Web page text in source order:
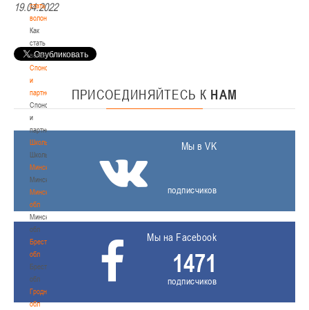
стать
волонтером
Как
стать
волонтером
Спонсоры
и
партнеры
Спонсоры
и
партнеры
Школы
Школы
Минск
Минск
Минская
обл
Минская
обл
Брестская
обл
Брестская
обл
Гродненская
обл
19.04.2022
ПРИСОЕДИНЯЙТЕСЬ К НАМ
Мы в VK
подписчиков
Мы на Facebook
1471
подписчиков